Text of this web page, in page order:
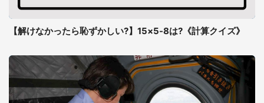
【解けなかったら恥ずかしい?】15×5-8は?《計算クイズ》